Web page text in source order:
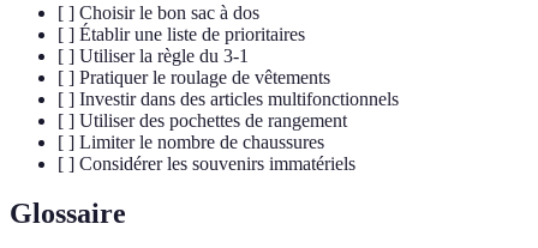
[ ] Choisir le bon sac à dos
[ ] Établir une liste de prioritaires
[ ] Utiliser la règle du 3-1
[ ] Pratiquer le roulage de vêtements
[ ] Investir dans des articles multifonctionnels
[ ] Utiliser des pochettes de rangement
[ ] Limiter le nombre de chaussures
[ ] Considérer les souvenirs immatériels
Glossaire